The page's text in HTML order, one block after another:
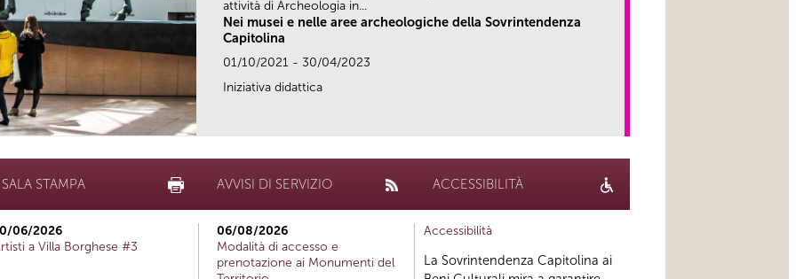
attività di Archeologia in...
Nei musei e nelle aree archeologiche della Sovrintendenza
Capitolina
01/10/2021 - 30/04/2023
Iniziativa didattica
SALA STAMPA
06/2026
a Villa Borghese #3
AVVISI DI SERVIZIO
06/08/2026
Modalità di accesso e
prenotazione ai Monumenti del
ACCESSIBILITÀ
Accessibilità
La Sovrintendenza Capitolina ai